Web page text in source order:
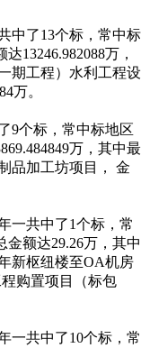
中了13个标，常中标
13246.982088万，
期工程）水利工程设
万。
9个标，常中标地区
万，其中最
品加工坊项目， 金
一共中了1个标，常
额达29.26万，其中
新枢纽楼至OA机房
购置项目（标包
一共中了10个标，常